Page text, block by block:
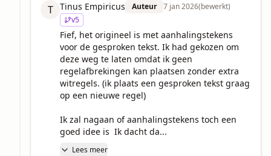
T Tinus Empiricus Auteur 7 jan 2026(bewerkt)
v5
Fief, het origineel is met aanhalingstekens
voor de gesproken tekst. Ik had gekozen om
deze weg te laten omdat ik geen
regelafbrekingen kan plaatsen zonder extra
witregels. (ik plaats een gesproken tekst graag
op een nieuwe regel)
Ik zal nagaan of aanhalingstekens toch een
goed idee is  Ik dacht da...
Lees meer